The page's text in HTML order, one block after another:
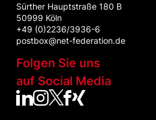
Sürther Hauptstraße 180 B
50999 Köln
+49 (0)2236/3936-6
postbox@net-federation.de
Folgen Sie uns
auf Social Media
NetFed auf
NetFed auf
NetFed auf
NetFed auf
NetFed